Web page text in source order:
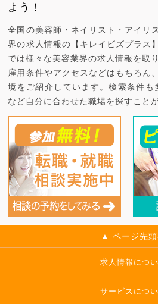
よう！
全国の美容師・ネイリスト・アイリ
界の求人情報の【キレイビズプラス
では様々な美容業界の求人情報を取
雇用条件やアクセスなどはもちろん
境をご紹介しています。検索条件
など自分に合わせた職場を探すこと
▲ ページ先
求人情報につ
サービスにつ